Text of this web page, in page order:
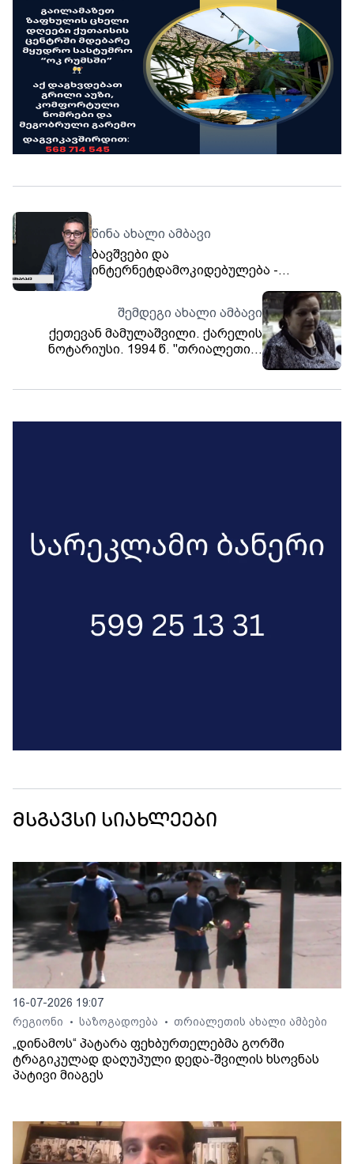
წინა ახალი ამბავი
ბავშვები და
ინტერნეტდამოკიდებულება -
შემდეგი ახალი ამბავი
ქეთევან მამულაშვილი. ქარელის
ნოტარიუსი. 1994 წ. "თრიალეთის"
მსგავსი სიახლეები
16-07-2026 19:07
რეგიონი
• საზოგადოება • თრიალეთის ახალი ამბები
„დინამოს“ პატარა ფეხბურთელებმა გორში
ტრაგიკულად დაღუპული დედა-შვილის ხსოვნას
პატივი მიაგეს